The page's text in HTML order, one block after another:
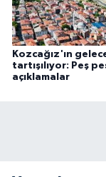
Kozcağız'ın
tartışılıyor: Peş
açıklamalar